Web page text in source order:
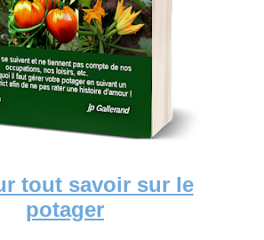
tout savoir sur le
potager